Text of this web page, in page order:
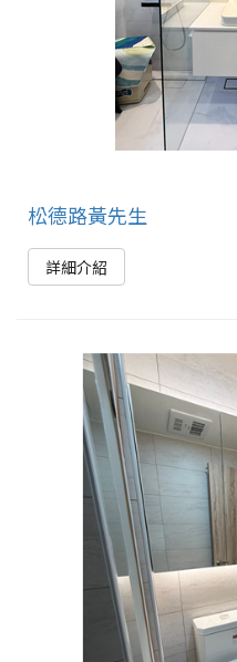
松德路黃先生
詳細介紹